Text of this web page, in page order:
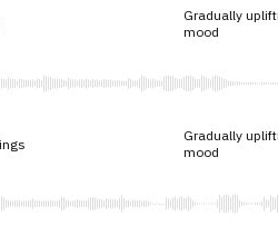
Gradually
mood
Gradually
mood